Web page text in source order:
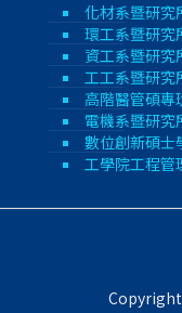
化材系暨研究
環工系暨研究
資工系暨研究
工工系暨研究
高階醫管碩專
電機系暨研究
數位創新碩士
工學院工程管